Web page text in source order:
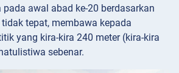
awal abad ke-20 berdasarkan
tepat, membawa kepada
yang kira-kira 240 meter (kira-kira
sebenar.